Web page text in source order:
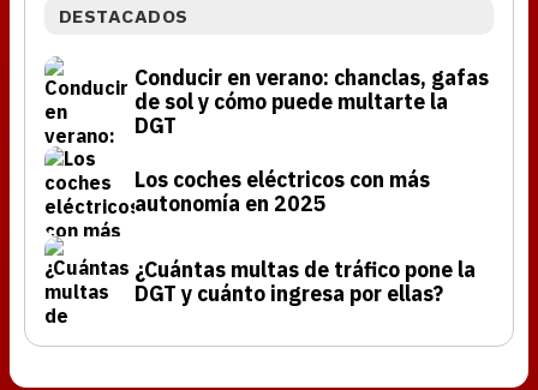
DESTACADOS
Conducir en verano: chanclas, gafas
de sol y cómo puede multarte la
DGT
Los coches eléctricos con más
autonomía en 2025
¿Cuántas multas de tráfico pone la
DGT y cuánto ingresa por ellas?